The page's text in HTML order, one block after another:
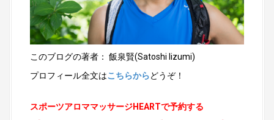
このブログの著者： 飯泉賢(Satoshi Iizumi)
プロフィール全文はこちらからどうぞ！
スポーツアロママッサージHEARTで予約する